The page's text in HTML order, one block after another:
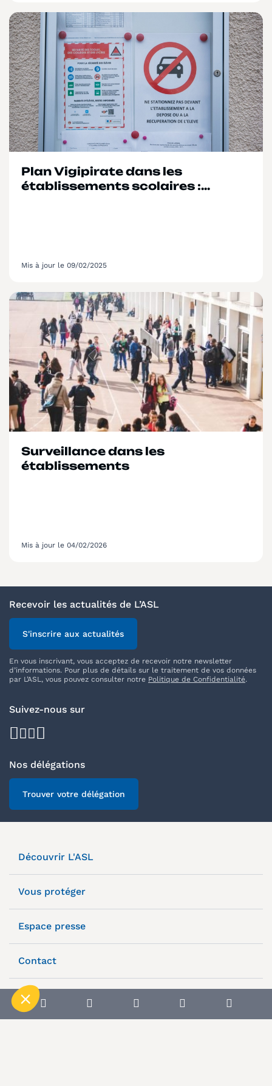
Plan Vigipirate dans les
établissements scolaires :
Mis à jour le 09/02/2025
Surveillance dans les
établissements
Mis à jour le 04/02/2026
Recevoir les actualités de L’ASL
S'inscrire aux actualités
En vous inscrivant, vous acceptez de recevoir notre newsletter
d’informations. Pour plus de détails sur le traitement de vos données
par L’ASL, vous pouvez consulter notre Politique de Confidentialité.
Suivez-nous sur
facebook
instagram
linkedin
Nos délégations
Trouver votre délégation
Découvrir L'ASL
Vous protéger
Espace presse
Contact
Plan du site